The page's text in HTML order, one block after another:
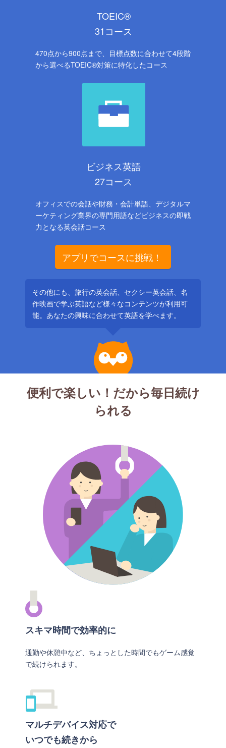
TOEIC®
31コース
470点から900点まで、目標点数に合わせて4段階
から選べるTOEIC®対策に特化したコース
ビジネス英語
27コース
オフィスでの会話や財務・会計単語、デジタルマ
ーケティング業界の専門用語などビジネスの即戦
力となる英会話コース
アプリでコースに挑戦！
その他にも、旅行の英会話、セクシー英会話、名
作映画で学ぶ英語など様々なコンテンツが利用可
能。あなたの興味に合わせて英語を学べます。
便利で楽しい！だから毎日続け
られる
スキマ時間で効率的に
通勤や休憩中など、ちょっとした時間でもゲーム感覚
で続けられます。
マルチデバイス対応で
いつでも続きから